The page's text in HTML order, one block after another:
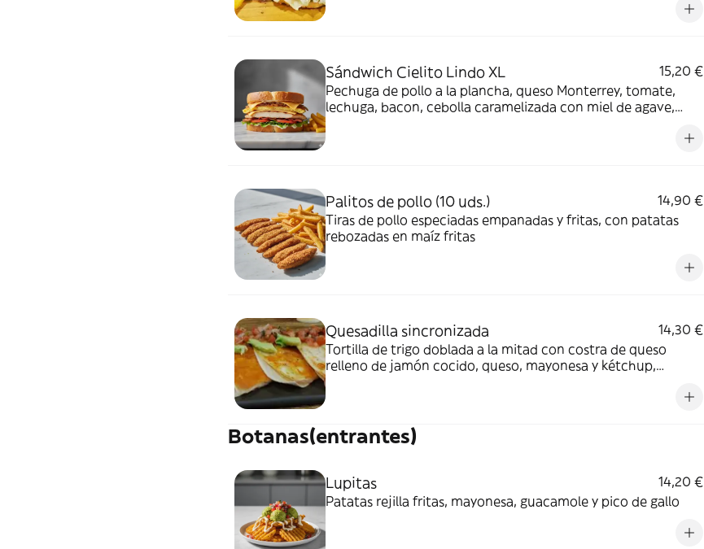
Sándwich Cielito Lindo XL
15,20 €
Pechuga de pollo a la plancha, queso Monterrey, tomate,
lechuga, bacon, cebolla caramelizada con miel de agave,
Palitos de pollo (10 uds.)
14,90 €
Tiras de pollo especiadas empanadas y fritas, con patatas
rebozadas en maíz fritas
Quesadilla sincronizada
14,30 €
Tortilla de trigo doblada a la mitad con costra de queso
relleno de jamón cocido, queso, mayonesa y kétchup,
Botanas(entrantes)
Lupitas
14,20 €
Patatas rejilla fritas, mayonesa, guacamole y pico de gallo